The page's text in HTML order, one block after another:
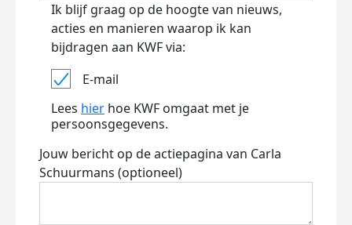
Ik blijf graag op de hoogte van nieuws,
acties en manieren waarop ik kan
bijdragen aan KWF via:
E-mail
Lees hier hoe KWF omgaat met je
persoonsgegevens.
Jouw bericht op de actiepagina van Carla
Schuurmans (optioneel)